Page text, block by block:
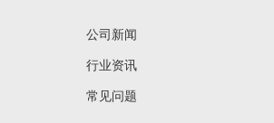
公司新闻
行业资讯
常见问题